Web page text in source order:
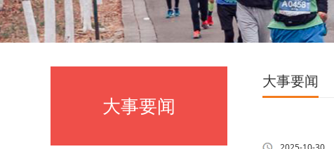
大事要闻
大事要闻